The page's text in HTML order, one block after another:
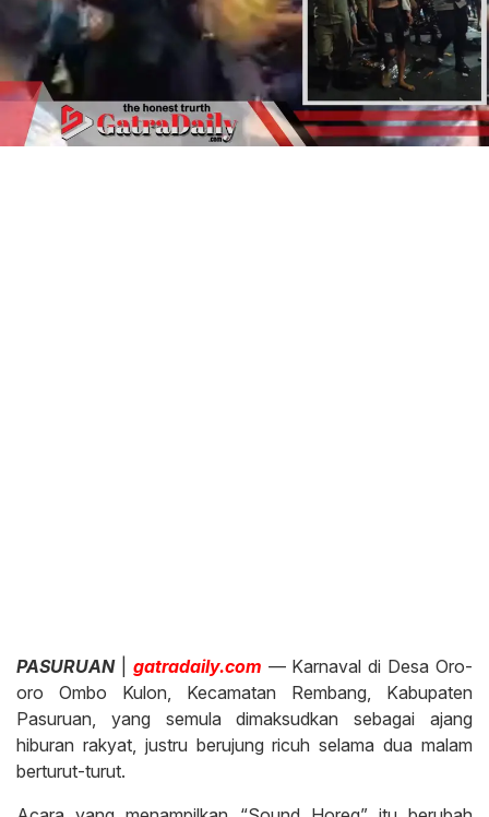
PASURUAN| gatradaily.com — Karnaval di Desa Oro-
oro Ombo Kulon, Kecamatan Rembang, Kabupaten
Pasuruan, yang semula dimaksudkan sebagai ajang
hiburan rakyat, justru berujung ricuh selama dua malam
berturut-turut.